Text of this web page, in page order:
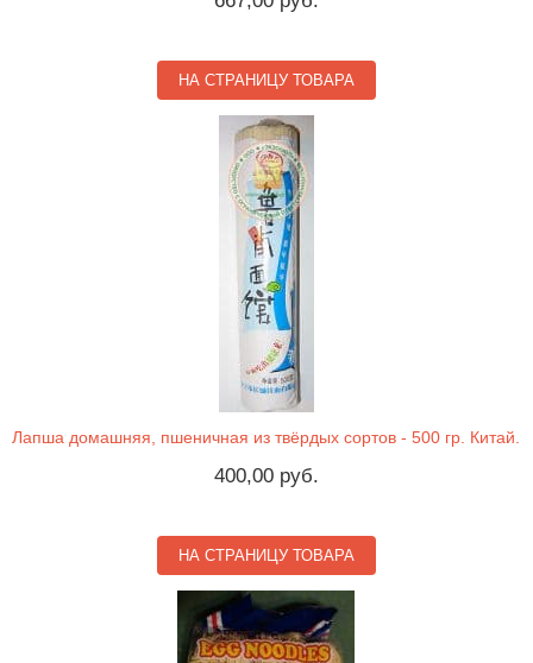
НА СТРАНИЦУ ТОВАРА
Лапша домашняя, пшеничная из твёрдых сортов - 500 гр. Китай.
400,00 руб.
НА СТРАНИЦУ ТОВАРА